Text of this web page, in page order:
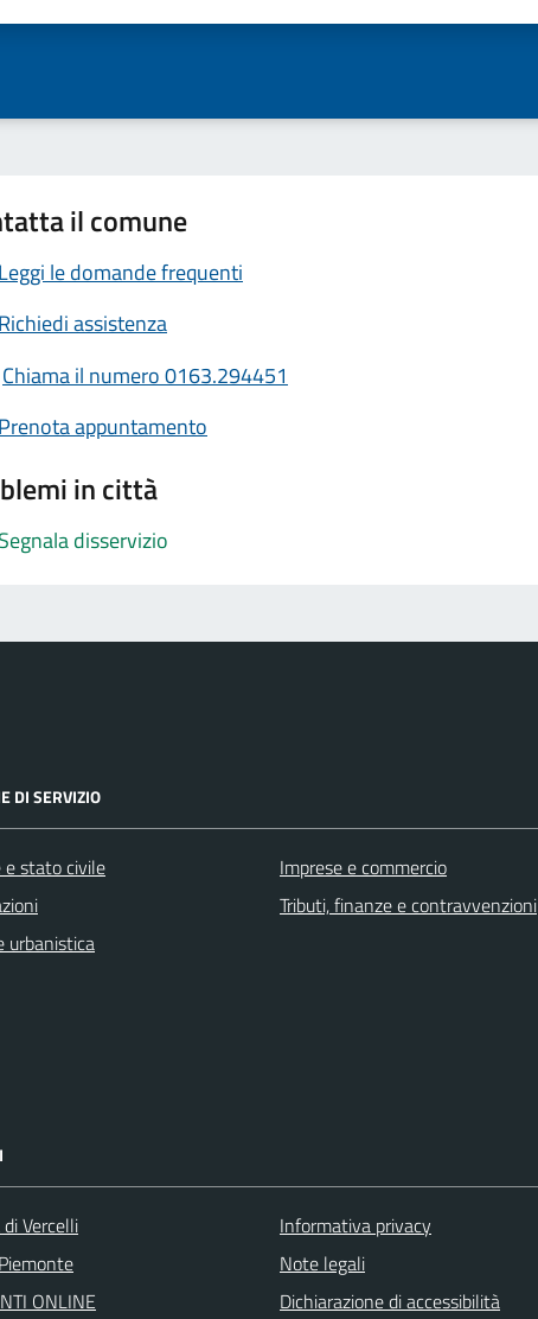
il comune
Leggi le domande frequenti
Richiedi assistenza
Chiama il numero 0163.294451
Prenota appuntamento
in città
Segnala disservizio
DI SERVIZIO
e stato civile
urbanistica
Imprese e commercio
Tributi, finanze e contravvenzioni
Vercelli
ONLINE
Informativa privacy
Note legali
Dichiarazione di accessibilità